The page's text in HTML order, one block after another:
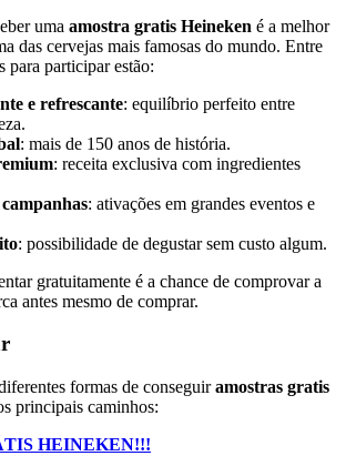
uma amostra gratis Heineken é a melhor
das cervejas mais famosas do mundo. Entre
para participar estão:
e refrescante: equilíbrio perfeito entre
: mais de 150 anos de história.
: receita exclusiva com ingredientes
: ativações em grandes eventos e
: possibilidade de degustar sem custo algum.
gratuitamente é a chance de comprovar a
antes mesmo de comprar.
formas de conseguiramostras gratis
principais caminhos:
HEINEKEN!!!